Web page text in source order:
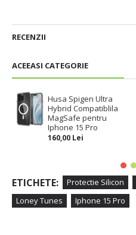
ACEEASI CATEGORIE
Husa Spigen Ultra
Hybrid Compatiblila
MagSafe pentru
Iphone 15 Pro
160,00 Lei
RECENZII
ETICHETE: Protectie Silicon
Loney Tunes
Iphone 15 Pro